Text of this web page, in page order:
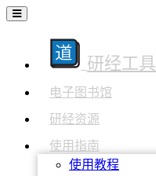
研经工具
电子图书馆
研经资源
使用指南
使用教程